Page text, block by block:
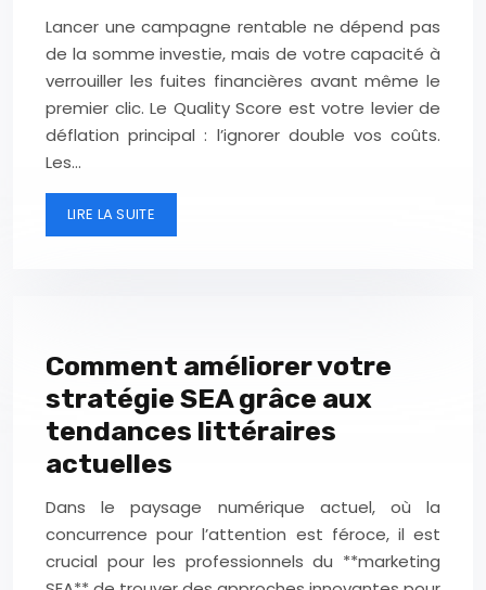
Lancer une campagne rentable ne dépend pas
de la somme investie, mais de votre capacité à
verrouiller les fuites financières avant même le
premier clic. Le Quality Score est votre levier de
déflation principal : l’ignorer double vos coûts.
Les…
LIRE LA SUITE
Comment améliorer votre
stratégie SEA grâce aux
tendances littéraires
actuelles
Dans le paysage numérique actuel, où la
concurrence pour l’attention est féroce, il est
crucial pour les professionnels du **marketing